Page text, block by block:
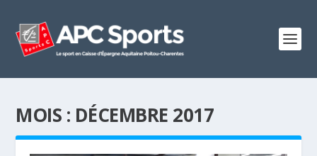
MOIS : DÉCEMBRE 2017